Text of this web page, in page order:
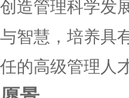
创造管理科学发
与智慧，培养具
任的高级管理人